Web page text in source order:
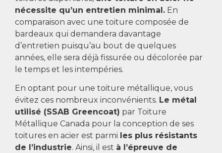
nécessite qu’un entretien minimal. En
comparaison avec une toiture composée de
bardeaux qui demandera davantage
d’entretien puisqu’au bout de quelques
années, elle sera déjà fissurée ou décolorée par
le temps et les intempéries.
En optant pour une toiture métallique, vous
évitez ces nombreux inconvénients. Le métal
utilisé (SSAB Greencoat) par Toiture
Métallique Canada pour la conception de ses
toitures en acier est parmi les plus résistants
de l’industrie. Ainsi, il est à l’épreuve de